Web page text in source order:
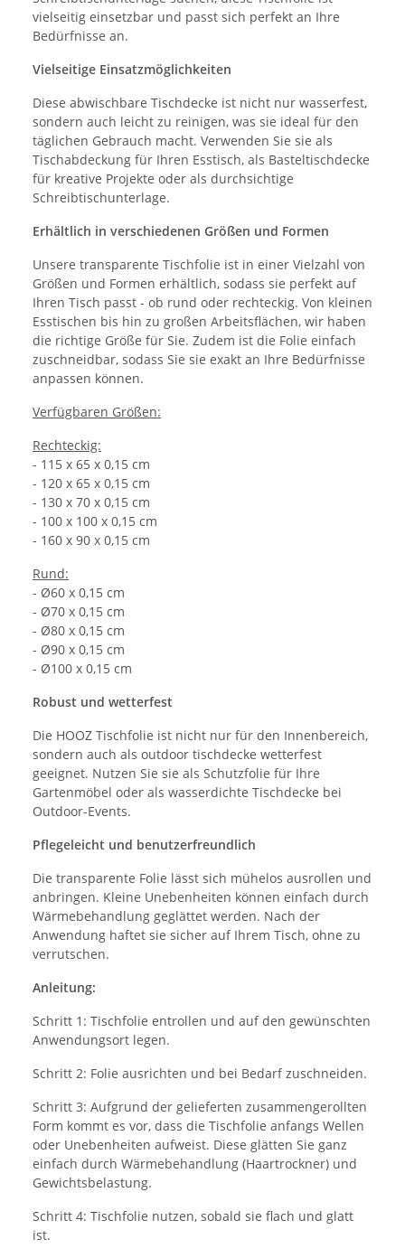
vielseitig einsetzbar und passt sich perfekt an Ihre
Bedürfnisse an.
Vielseitige Einsatzmöglichkeiten
Diese abwischbare Tischdecke ist nicht nur wasserfest,
sondern auch leicht zu reinigen, was sie ideal für den
täglichen Gebrauch macht. Verwenden Sie sie als
Tischabdeckung für Ihren Esstisch, als Basteltischdecke
für kreative Projekte oder als durchsichtige
Schreibtischunterlage.
Erhältlich in verschiedenen Größen und Formen
Unsere transparente Tischfolie ist in einer Vielzahl von
Größen und Formen erhältlich, sodass sie perfekt auf
Ihren Tisch passt - ob rund oder rechteckig. Von kleinen
Esstischen bis hin zu großen Arbeitsflächen, wir haben
die richtige Größe für Sie. Zudem ist die Folie einfach
zuschneidbar, sodass Sie sie exakt an Ihre Bedürfnisse
anpassen können.
Verfügbaren Größen:
Rechteckig:
- 115 x 65 x 0,15 cm
- 120 x 65 x 0,15 cm
- 130 x 70 x 0,15 cm
- 100 x 100 x 0,15 cm
- 160 x 90 x 0,15 cm
Rund:
- Ø60 x 0,15 cm
- Ø70 x 0,15 cm
- Ø80 x 0,15 cm
- Ø90 x 0,15 cm
- Ø100 x 0,15 cm
Robust und wetterfest
Die HOOZ Tischfolie ist nicht nur für den Innenbereich,
sondern auch als outdoor tischdecke wetterfest
geeignet. Nutzen Sie sie als Schutzfolie für Ihre
Gartenmöbel oder als wasserdichte Tischdecke bei
Outdoor-Events.
Pflegeleicht und benutzerfreundlich
Die transparente Folie lässt sich mühelos ausrollen und
anbringen. Kleine Unebenheiten können einfach durch
Wärmebehandlung geglättet werden. Nach der
Anwendung haftet sie sicher auf Ihrem Tisch, ohne zu
verrutschen.
Anleitung:
Schritt 1: Tischfolie entrollen und auf den gewünschten
Anwendungsort legen.
Schritt 2: Folie ausrichten und bei Bedarf zuschneiden.
Schritt 3: Aufgrund der gelieferten zusammengerollten
Form kommt es vor, dass die Tischfolie anfangs Wellen
oder Unebenheiten aufweist. Diese glätten Sie ganz
einfach durch Wärmebehandlung (Haartrockner) und
Gewichtsbelastung.
Schritt 4: Tischfolie nutzen, sobald sie flach und glatt
ist.